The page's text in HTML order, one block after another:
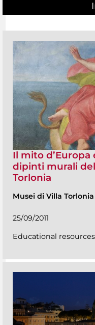
Il mito
dipinti murali
Torlonia
Musei di Villa Torlonia
25/09/2011
Educational